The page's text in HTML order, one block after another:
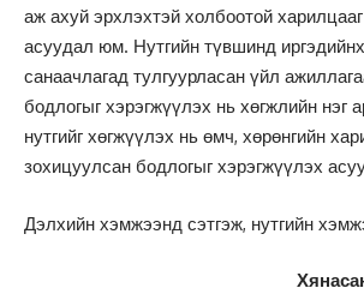
аж ахуй эрхлэхтэй холбоотой
асуудал юм. Нутгийн түвшинд
санаачлагад тулгуурласан үйл
бодлогыг хэрэгжүүлэх нь хөгжлийн нэг
нутгийг хөгжүүлэх нь өмч, хөрөнгийн
зохицуулсан бодлогыг хэрэгжүүлэх
Дэлхийн хэмжээнд сэтгэж, нутгийн